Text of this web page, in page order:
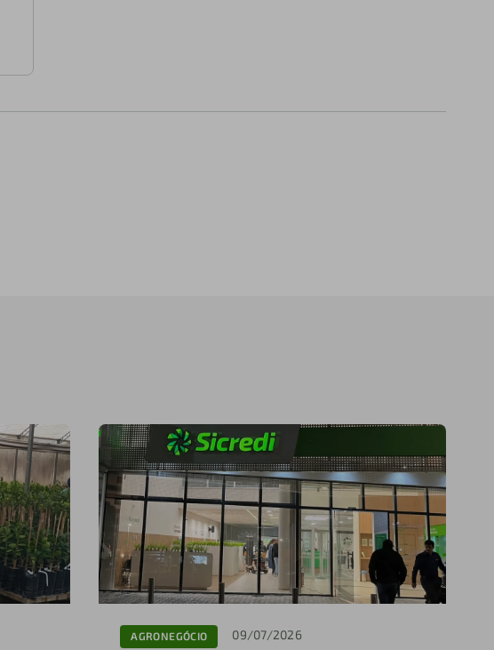
AGRONEGÓCIO 09/07/2026